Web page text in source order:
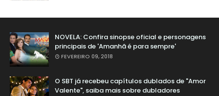
NOVELA: Confira sinopse oficial e personagens
principais de 'Amanhã é para sempre'
FEVEREIRO 09, 2018
O SBT já recebeu capítulos dublados de "Amor
Valente", saiba mais sobre dubladores